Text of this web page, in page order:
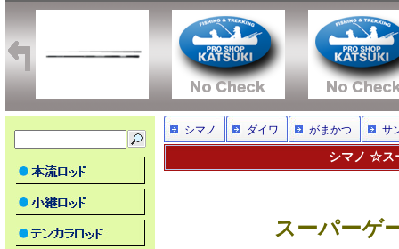
シマノ ダイワ がまかつ サ
シマノ ☆ス
スーパーゲ